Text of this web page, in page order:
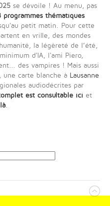
se dévoile ! Au menu, pas
programmes thématiques
petit matin. Pour cette
en vrille, des mondes
la légèreté de l’été,
d'IA, l'ami Piero,
des vampires ! Mais aussi
une carte blanche à Lausanne
audiodécrites par
est consultable ici et
.